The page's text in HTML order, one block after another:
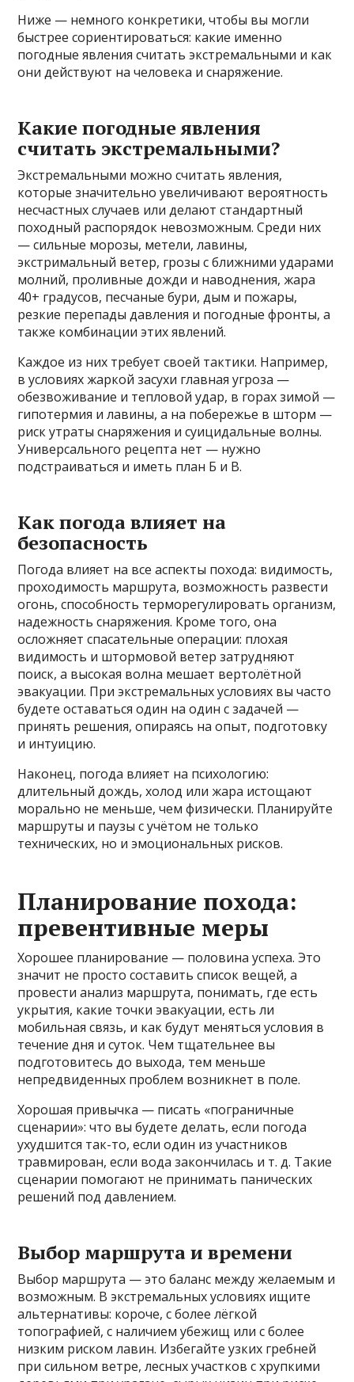
Ниже — немного конкретики, чтобы вы могли
быстрее сориентироваться: какие именно
погодные явления считать экстремальными и как
они действуют на человека и снаряжение.
Какие погодные явления
считать экстремальными?
Экстремальными можно считать явления,
которые значительно увеличивают вероятность
несчастных случаев или делают стандартный
походный распорядок невозможным. Среди них
— сильные морозы, метели, лавины,
экстримальный ветер, грозы с ближними ударами
молний, проливные дожди и наводнения, жара
40+ градусов, песчаные бури, дым и пожары,
резкие перепады давления и погодные фронты, а
также комбинации этих явлений.
Каждое из них требует своей тактики. Например,
в условиях жаркой засухи главная угроза —
обезвоживание и тепловой удар, в горах зимой —
гипотермия и лавины, а на побережье в шторм —
риск утраты снаряжения и суицидальные волны.
Универсального рецепта нет — нужно
подстраиваться и иметь план Б и В.
Как погода влияет на
безопасность
Погода влияет на все аспекты похода: видимость,
проходимость маршрута, возможность развести
огонь, способность терморегулировать организм,
надежность снаряжения. Кроме того, она
осложняет спасательные операции: плохая
видимость и штормовой ветер затрудняют
поиск, а высокая волна мешает вертолётной
эвакуации. При экстремальных условиях вы часто
будете оставаться один на один с задачей —
принять решения, опираясь на опыт, подготовку
и интуицию.
Наконец, погода влияет на психологию:
длительный дождь, холод или жара истощают
морально не меньше, чем физически. Планируйте
маршруты и паузы с учётом не только
технических, но и эмоциональных рисков.
Планирование похода:
превентивные меры
Хорошее планирование — половина успеха. Это
значит не просто составить список вещей, а
провести анализ маршрута, понимать, где есть
укрытия, какие точки эвакуации, есть ли
мобильная связь, и как будут меняться условия в
течение дня и суток. Чем тщательнее вы
подготовитесь до выхода, тем меньше
непредвиденных проблем возникнет в поле.
Хорошая привычка — писать «пограничные
сценарии»: что вы будете делать, если погода
ухудшится так-то, если один из участников
травмирован, если вода закончилась и т. д. Такие
сценарии помогают не принимать панических
решений под давлением.
Выбор маршрута и времени
Выбор маршрута — это баланс между желаемым и
возможным. В экстремальных условиях ищите
альтернативы: короче, с более лёгкой
топографией, с наличием убежищ или с более
низким риском лавин. Избегайте узких гребней
при сильном ветре, лесных участков с хрупкими